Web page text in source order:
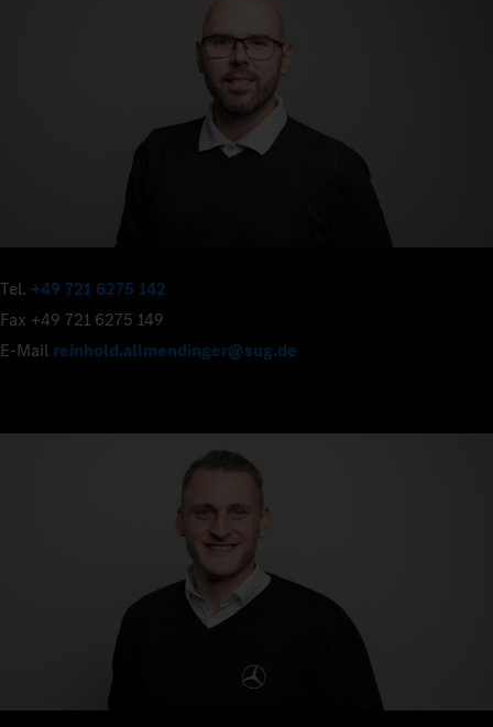
Tel. +49 721 6275 142
Fax +49 721 6275 149
E-Mail reinhold.allmendinger@sug.de